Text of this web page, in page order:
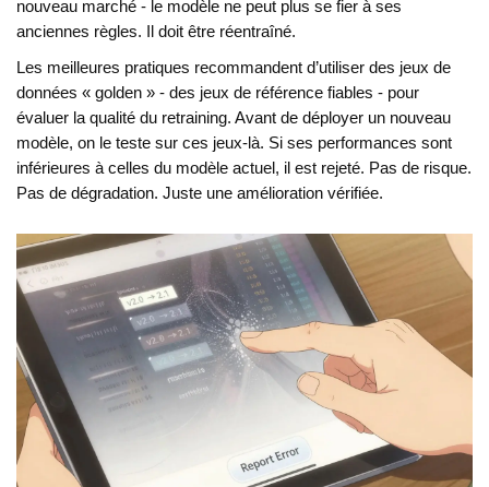
nouveau marché - le modèle ne peut plus se fier à ses
anciennes règles. Il doit être réentraîné.
Les meilleures pratiques recommandent d’utiliser des jeux de
données « golden » - des jeux de référence fiables - pour
évaluer la qualité du retraining. Avant de déployer un nouveau
modèle, on le teste sur ces jeux-là. Si ses performances sont
inférieures à celles du modèle actuel, il est rejeté. Pas de risque.
Pas de dégradation. Juste une amélioration vérifiée.